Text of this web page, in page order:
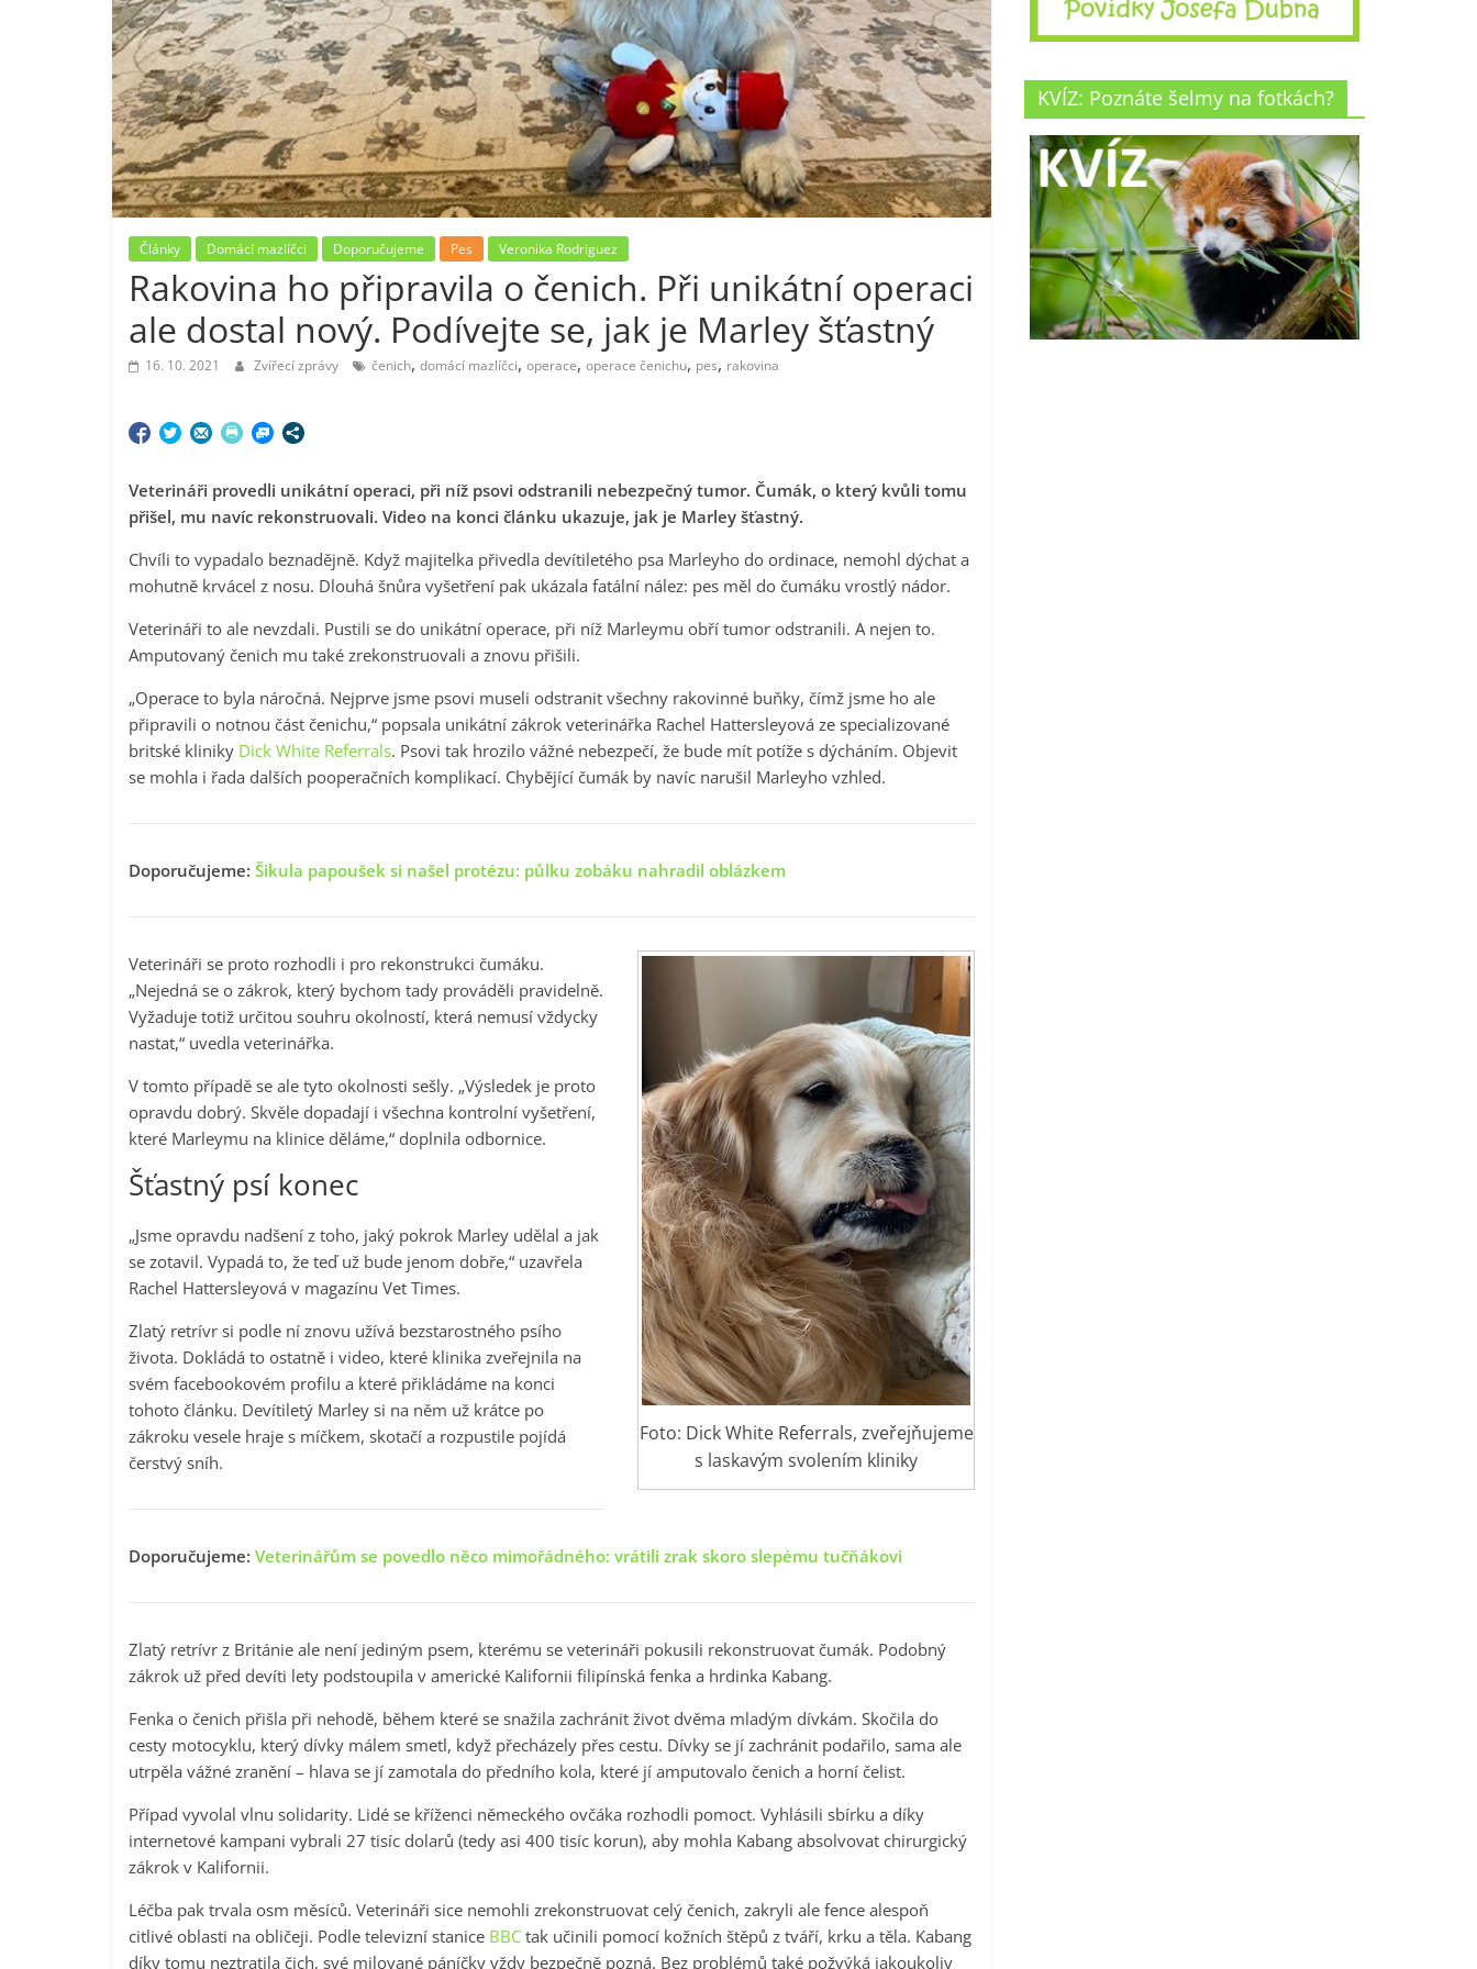
Články Domácí mazlíčci Doporučujeme Pes Veronika Rodriguez
Rakovina ho připravila o čenich. Při unikátní operaci
ale dostal nový. Podívejte se, jak je Marley šťastný
16. 10. 2021 Zvířecí zprávy čenich, domácí mazlíčci, operace, operace čenichu, pes, rakovina
Veterináři provedli unikátní operaci, při níž psovi odstranili nebezpečný tumor. Čumák, o který kvůli tomu
přišel, mu navíc rekonstruovali. Video na konci článku ukazuje, jak je Marley šťastný.
Chvíli to vypadalo beznadějně. Když majitelka přivedla devítiletého psa Marleyho do ordinace, nemohl dýchat a
mohutně krvácel z nosu. Dlouhá šnůra vyšetření pak ukázala fatální nález: pes měl do čumáku vrostlý nádor.
Veterináři to ale nevzdali. Pustili se do unikátní operace, při níž Marleymu obří tumor odstranili. A nejen to.
Amputovaný čenich mu také zrekonstruovali a znovu přišili.
„Operace to byla náročná. Nejprve jsme psovi museli odstranit všechny rakovinné buňky, čímž jsme ho ale
připravili o notnou část čenichu,“ popsala unikátní zákrok veterinářka Rachel Hattersleyová ze specializované
britské kliniky Dick White Referrals. Psovi tak hrozilo vážné nebezpečí, že bude mít potíže s dýcháním. Objevit
se mohla i řada dalších pooperačních komplikací. Chybějící čumák by navíc narušil Marleyho vzhled.
Doporučujeme: Šikula papoušek si našel protézu: půlku zobáku nahradil oblázkem
Foto: Dick White Referrals, zveřejňujeme
s laskavým svolením kliniky
Veterináři se proto rozhodli i pro rekonstrukci čumáku.
„Nejedná se o zákrok, který bychom tady prováděli pravidelně.
Vyžaduje totiž určitou souhru okolností, která nemusí vždycky
nastat,“ uvedla veterinářka.
V tomto případě se ale tyto okolnosti sešly. „Výsledek je proto
opravdu dobrý. Skvěle dopadají i všechna kontrolní vyšetření,
které Marleymu na klinice děláme,“ doplnila odbornice.
Šťastný psí konec
„Jsme opravdu nadšení z toho, jaký pokrok Marley udělal a jak
se zotavil. Vypadá to, že teď už bude jenom dobře,“ uzavřela
Rachel Hattersleyová v magazínu Vet Times.
Zlatý retrívr si podle ní znovu užívá bezstarostného psího
života. Dokládá to ostatně i video, které klinika zveřejnila na
svém facebookovém profilu a které přikládáme na konci
tohoto článku. Devítiletý Marley si na něm už krátce po
zákroku vesele hraje s míčkem, skotačí a rozpustile pojídá
čerstvý sníh.
Doporučujeme: Veterinářům se povedlo něco mimořádného: vrátili zrak skoro slepému tučňákovi
Zlatý retrívr z Británie ale není jediným psem, kterému se veterináři pokusili rekonstruovat čumák. Podobný
zákrok už před devíti lety podstoupila v americké Kalifornii filipínská fenka a hrdinka Kabang.
Fenka o čenich přišla při nehodě, během které se snažila zachránit život dvěma mladým dívkám. Skočila do
cesty motocyklu, který dívky málem smetl, když přecházely přes cestu. Dívky se jí zachránit podařilo, sama ale
utrpěla vážné zranění – hlava se jí zamotala do předního kola, které jí amputovalo čenich a horní čelist.
Případ vyvolal vlnu solidarity. Lidé se kříženci německého ovčáka rozhodli pomoct. Vyhlásili sbírku a díky
internetové kampani vybrali 27 tisíc dolarů (tedy asi 400 tisíc korun), aby mohla Kabang absolvovat chirurgický
zákrok v Kalifornii.
Léčba pak trvala osm měsíců. Veterináři sice nemohli zrekonstruovat celý čenich, zakryli ale fence alespoň
citlivé oblasti na obličeji. Podle televizní stanice BBC tak učinili pomocí kožních štěpů z tváří, krku a těla. Kabang
díky tomu neztratila čich, své milované páníčky vždy bezpečně pozná. Bez problémů také požvýká jakoukoliv
KVÍZ: Poznáte šelmy na fotkách?